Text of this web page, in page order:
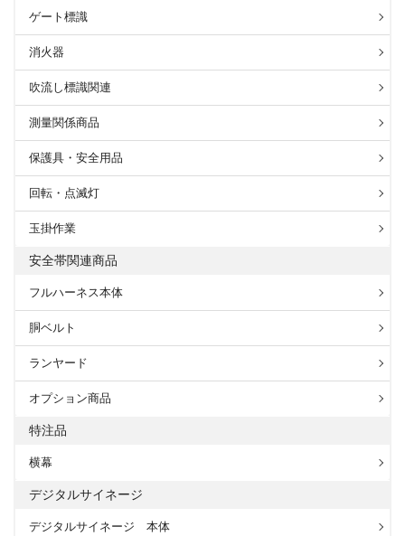
ゲート標識
消火器
吹流し標識関連
測量関係商品
保護具・安全用品
回転・点滅灯
玉掛作業
安全帯関連商品
フルハーネス本体
胴ベルト
ランヤード
オプション商品
特注品
横幕
デジタルサイネージ
デジタルサイネージ 本体